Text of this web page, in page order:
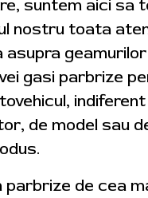
suntem aici sa
nostru toata
gasi parbrize
de model sau
parbrize de cea